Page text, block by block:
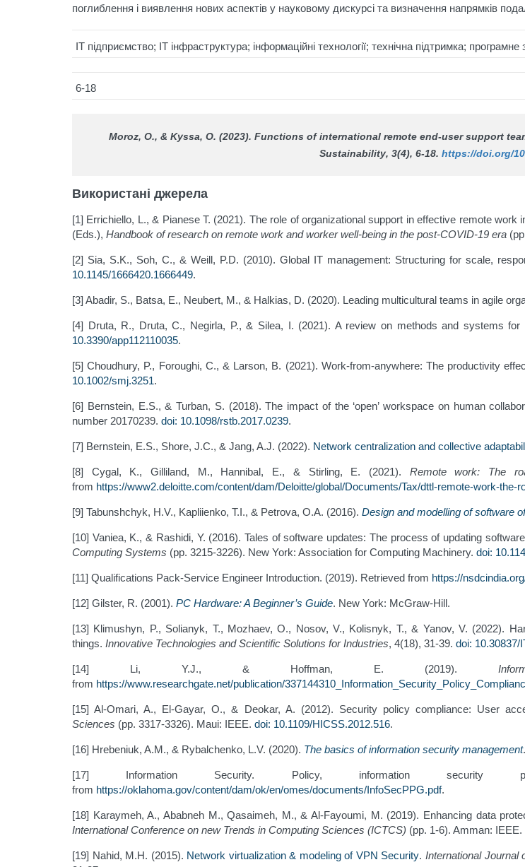
поглиблення і виявлення нових аспектів у науковому дискурсі та визначення напрямків
ІТ підприємство; ІТ інфраструктура; інформаційні технології; технічна підтримка;
6-18
Moroz, O., & Kyssa, O. (2023). Functions of international remote end-user support
Sustainability, 3(4), 6-18. https://doi.org/
Використані джерела
[1] Errichiello, L., & Pianese T. (2021). The role of organizational support in effective remote
(Eds.), Handbook of research on remote work and worker well-being in the post-COVID-19 era
[2] Sia, S.K., Soh, C., & Weill, P.D. (2010). Global IT management: Structuring for scale,
10.1145/1666420.1666449.
[3] Abadir, S., Batsa, E., Neubert, M., & Halkias, D. (2020). Leading multicultural teams in agile
[4] Druta, R., Druta, C., Negirla, P., & Silea, I. (2021). A review on methods and systems
10.3390/app112110035.
[5] Choudhury, P., Foroughi, C., & Larson, B. (2021). Work-from-anywhere: The productivity
10.1002/smj.3251.
[6] Bernstein, E.S., & Turban, S. (2018). The impact of the ‘open’ workspace on human
number 20170239. doi: 10.1098/rstb.2017.0239.
[7] Bernstein, E.S., Shore, J.C., & Jang, A.J. (2022). Network centralization and collective
[8] Cygal, K., Gilliland, M., Hannibal, E., & Stirling, E. (2021). Remote work: The
from https://www2.deloitte.com/content/dam/Deloitte/global/Documents/Tax/dttl-remote-work-the-
[9] Tabunshchyk, H.V., Kapliienko, T.I., & Petrova, O.A. (2016). Design and modelling of software
[10] Vanіea, K., & Rashidi, Y. (2016). Tales of software updates: The process of updating
Computing Systems (pp. 3215-3226). New York: Association for Computing Machinery. doi:
[11] Qualifications Pack-Service Engineer Introduction. (2019). Retrieved from https://
[12] Gilster, R. (2001). PC Hardware: A Beginner’s Guide. New York: McGraw-Hill.
[13] Klimushyn, P., Solianyk, T., Mozhaev, O., Nosov, V., Kolisnyk, T., & Yanov, V. (2022).
things. Innovative Technologies and Scientific Solutions for Industries, 4(18), 31-39. doi: 10.30837/
[14] Li, Y.J., & Hoffman, E. (2019).
from https://www.researchgate.net/publication/
[15] Al-Omari, A., El-Gayar, O., & Deokar, A. (2012). Security policy compliance: User
Sciences (pp. 3317-3326). Maui: IEEE. doi: 10.1109/HICSS.2012.516.
[16] Hrebeniuk, A.M., & Rybalchenko, L.V. (2020). The basics of information security management
[17] Information Security. Policy, information security
from https://oklahoma.gov/content/dam/ok/en/omes/documents/InfoSecPPG.pdf.
[18] Karaymeh, A., Ababneh M., Qasaimeh, M., & Al-Fayoumi, M. (2019). Enhancing data
International Conference on new Trends in Computing Sciences (ICTCS) (pp. 1-6). Amman: IEEE.
[19] Nahid, M.H. (2015). Network virtualization & modeling of VPN Security.International Journal